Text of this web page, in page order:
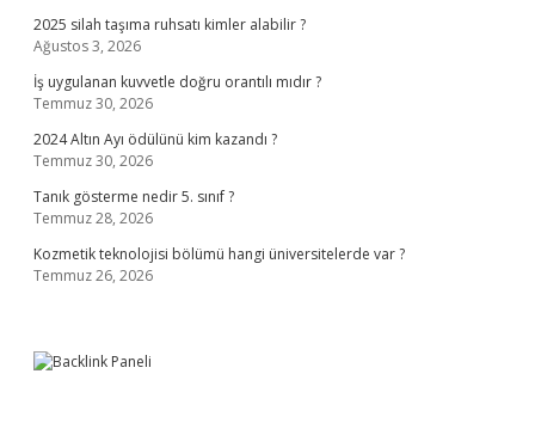
2025 silah taşıma ruhsatı kimler alabilir ?
Ağustos 3, 2026
İş uygulanan kuvvetle doğru orantılı mıdır ?
Temmuz 30, 2026
2024 Altın Ayı ödülünü kim kazandı ?
Temmuz 30, 2026
Tanık gösterme nedir 5. sınıf ?
Temmuz 28, 2026
Kozmetik teknolojisi bölümü hangi üniversitelerde var ?
Temmuz 26, 2026